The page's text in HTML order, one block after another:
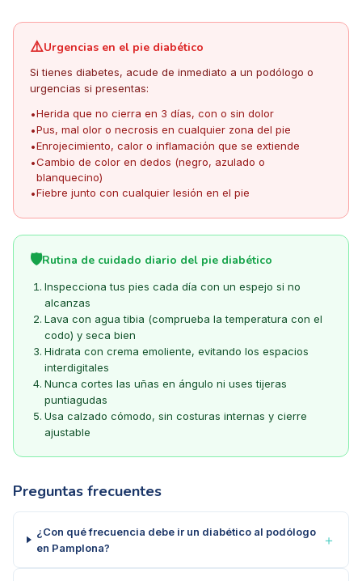
⚠️Urgencias en el pie diabético
Si tienes diabetes, acude de inmediato a un podólogo o
urgencias si presentas:
•Herida que no cierra en 3 días, con o sin dolor
•Pus, mal olor o necrosis en cualquier zona del pie
•Enrojecimiento, calor o inflamación que se extiende
•Cambio de color en dedos (negro, azulado o
blanquecino)
•Fiebre junto con cualquier lesión en el pie
🛡️Rutina de cuidado diario del pie diabético
Inspecciona tus pies cada día con un espejo si no
alcanzas
Lava con agua tibia (comprueba la temperatura con el
codo) y seca bien
Hidrata con crema emoliente, evitando los espacios
interdigitales
Nunca cortes las uñas en ángulo ni uses tijeras
puntiagudas
Usa calzado cómodo, sin costuras internas y cierre
ajustable
Preguntas frecuentes
¿Con qué frecuencia debe ir un diabético al podólogo
en Pamplona?
＋